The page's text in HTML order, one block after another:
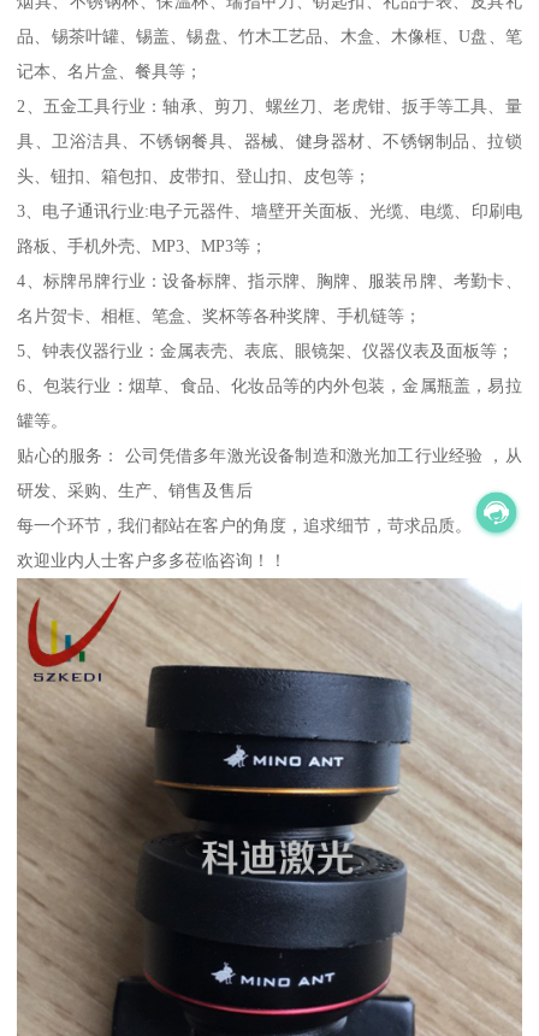
品、锡茶叶罐、锡盖、锡盘、竹木工艺品、木盒、木像框、U盘、笔
记本、名片盒、餐具等；
2、五金工具行业：轴承、剪刀、螺丝刀、老虎钳、扳手等工具、量
具、卫浴洁具、不锈钢餐具、器械、健身器材、不锈钢制品、拉锁
头、钮扣、箱包扣、皮带扣、登山扣、皮包等；
3、电子通讯行业:电子元器件、墙壁开关面板、光缆、电缆、印刷电
路板、手机外壳、MP3、MP3等；
4、标牌吊牌行业：设备标牌、指示牌、胸牌、服装吊牌、考勤卡、
名片贺卡、相框、笔盒、奖杯等各种奖牌、手机链等；
5、钟表仪器行业：金属表壳、表底、眼镜架、仪器仪表及面板等；
6、包装行业：烟草、食品、化妆品等的内外包装，金属瓶盖，易拉
罐等。
贴心的服务： 公司凭借多年激光设备制造和激光加工行业经验 ，从
研发、采购、生产、销售及售后
每一个环节，我们都站在客户的角度，追求细节，苛求品质。
欢迎业内人士客户多多莅临咨询！！